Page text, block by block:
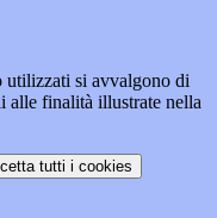
utilizzati si avvalgono di
alle finalità illustrate nella
tutti i cookies